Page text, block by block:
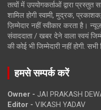
तत्वों में उपयोगकर्ताओं द्वारा प्रस्तुत
शामिल होगी स्वामी, मुद्रक,
ज़िम्मेदार नहीं स्वीकार करता है।
संवाददाता / खबर देने वाला स्वयं
की कोई भी जिम्मेदारी नहीं होगी. सभी
हमसे सम्पर्क करें
Owner - JAI PRAKASH
Editor - VIKASH YADAV